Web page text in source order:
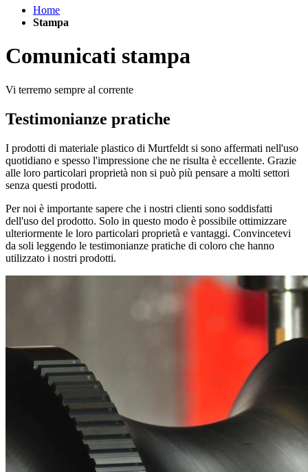
Home
Stampa
Comunicati stampa
Vi terremo sempre al corrente
Testimonianze pratiche
I prodotti di materiale plastico di Murtfeldt si sono affermati nell'uso
quotidiano e spesso l'impressione che ne risulta è eccellente. Grazie
alle loro particolari proprietà non si può più pensare a molti settori
senza questi prodotti.
Per noi è importante sapere che i nostri clienti sono soddisfatti
dell'uso del prodotto. Solo in questo modo è possibile ottimizzare
ulteriormente le loro particolari proprietà e vantaggi. Convincetevi
da soli leggendo le testimonianze pratiche di coloro che hanno
utilizzato i nostri prodotti.